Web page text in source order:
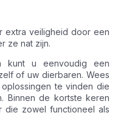
extra veiligheid door een
ze nat zijn.
kunt u eenvoudig een
of uw dierbaren. Wees
te vinden die
Binnen de kortste keren
die zowel functioneel als